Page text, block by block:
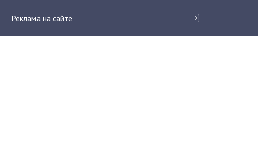
Реклама на сайте